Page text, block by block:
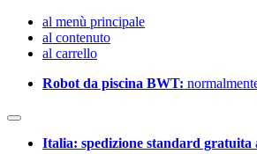
al menù principale
al contenuto
al carrello
Robot da piscina BWT:
Italia: spedizione standard gratuita